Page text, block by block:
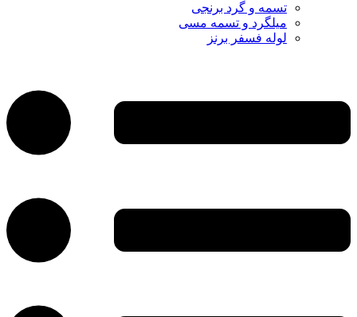
تسمه و گرد برنجی
میلگرد و تسمه مسی
لوله فسفر برنز